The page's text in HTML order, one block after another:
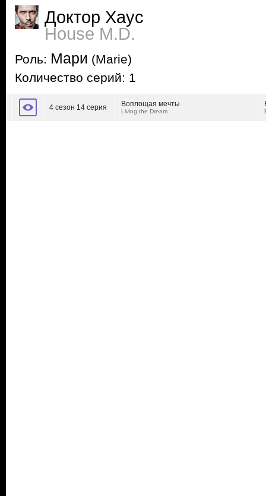
Доктор Хаус
House M.D.
Роль: Мари (Marie)
Количество серий: 1
4 сезон 14 серия Воплощая мечты
Living the Dream